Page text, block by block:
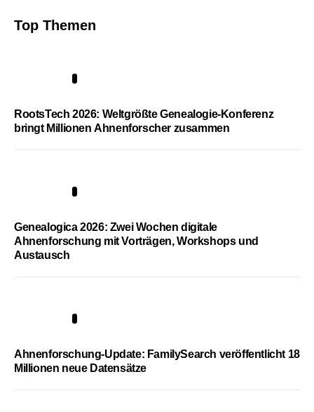
Top Themen
RootsTech 2026: Weltgrößte Genealogie-Konferenz
bringt Millionen Ahnenforscher zusammen
Genealogica 2026: Zwei Wochen digitale
Ahnenforschung mit Vorträgen, Workshops und
Austausch
Ahnenforschung-Update: FamilySearch veröffentlicht 18
Millionen neue Datensätze